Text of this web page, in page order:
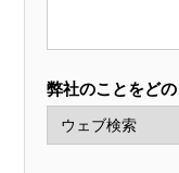
弊社のことをど